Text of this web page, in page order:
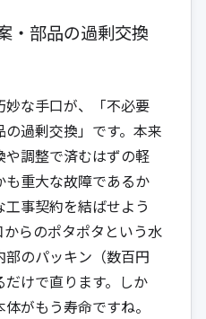
・部品の過剰交換
な手口が、「不必要
過剰交換」です。本来
調整で済むはずの軽
重大な故障であるか
事契約を結ばせよう
らのポタポタという水
のパッキン（数百円
けで直ります。しか
がもう寿命ですね。